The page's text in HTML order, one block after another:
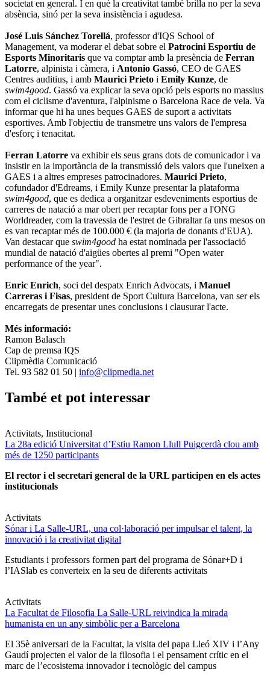
societat en general. I en què la creativitat també brilla no per la seva
absència, sinó per la seva insistència i agudesa.
José Luis Sánchez Torellá, professor d'IQS School of
Management, va moderar el debat sobre el Patrocini Esportiu de
Esports Minoritaris que va comptar amb la presència de Ferran
Latorre, alpinista i càmera, i Antonio Gassó, CEO de GAES
Centres auditius, i amb Maurici Prieto i Emily Kunze, de
swim4good. Gassó va explicar la seva opció pels esports no massius
com el ciclisme d'aventura, l'alpinisme o Barcelona Race de vela. Va
informar que hi ha unes beques GAES de suport a activitats
esportives. Amb l'objectiu de transmetre uns valors de l'empresa
d'esforç i tenacitat.
Ferran Latorre va exhibir els seus grans dots de comunicador i va
insistir en la importància de la transmissió dels valors que l'uneixen a
GAES i a altres empreses patrocinadores. Maurici Prieto,
cofundador d'Edreams, i Emily Kunze presentar la plataforma
swim4good, que es dedica a organitzar esdeveniments esportius de
carreres de natació a mar obert per recaptar fons per a l'ONG
Worldreader, com la travessia de l'estret de Gibraltar fa uns mesos on
es van recaptar més de 100.000 € (la majoria de donants d'EUA).
Van destacar que swim4good ha estat nominada per l'associació
mundial de natació d'aigües obertes al premi "Open water
performance of the year".
Enric Enrich, soci del despatx Enrich Advocats, i Manuel
Carreras i Fisas, president de Sport Cultura Barcelona, van ser els
encarregats de presentar unes conclusions i clausurar l'acte.
Més informació:
Ramon Balasch
Cap de premsa IQS
Clipmèdia Comunicació
Tel. 93 582 01 50 | info@clipmedia.net
També et pot interessar
Activitats, Institucional
La 28a edició Universitat d’Estiu Ramon Llull Puigcerdà clou amb
més de 1250 participants
El rector i el secretari general de la URL participen en els actes
institucionals
Activitats
Sónar i La Salle-URL, una col·laboració per impulsar el talent, la
innovació i la creativitat digital
Estudiants i professors formen part del programa de Sónar+D i
l’IASlab es converteix en la seu de diferents activitats
Activitats
La Facultat de Filosofia La Salle-URL reivindica la mirada
humanista en un any simbòlic per a Barcelona
El 35è aniversari de la Facultat, la visita del papa Lleó XIV i l’Any
Gaudí projecten el valor de la filosofia i el pensament crític en el
marc de l’ecosistema innovador i tecnològic del campus